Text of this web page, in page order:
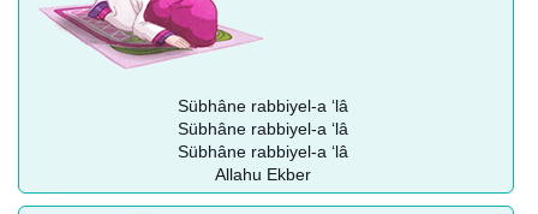
Sübhâne rabbiyel-a ‘lâ
Sübhâne rabbiyel-a ‘lâ
Sübhâne rabbiyel-a ‘lâ
Allahu Ekber